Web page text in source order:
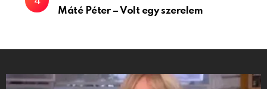
Máté Péter – Volt egy szerelem